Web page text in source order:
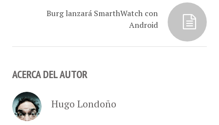
Burg lanzará SmarthWatch con
Android
ACERCA DEL AUTOR
Hugo Londoño